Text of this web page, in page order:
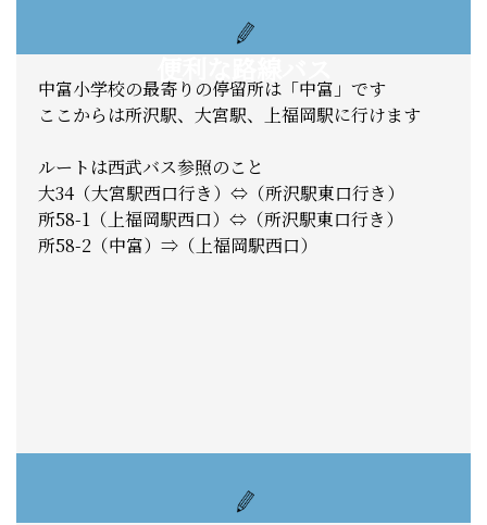
中富小学校の最寄りの停留所は「中富」です
ここからは所沢駅、大宮駅、上福岡駅に行けます
ルートは西武バス参照のこと
大34（大宮駅西口行き）⇔（所沢駅東口行き）
所58-1（上福岡駅西口）⇔（所沢駅東口行き）
所58-2（中富）⇒（上福岡駅西口）